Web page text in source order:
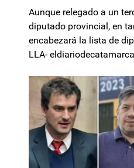
Aunque relegado a un
diputado provincial, en
encabezará la lista de
LLA-